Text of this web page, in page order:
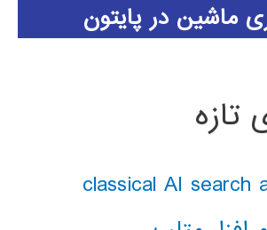
ماشین در پایتون
تازه